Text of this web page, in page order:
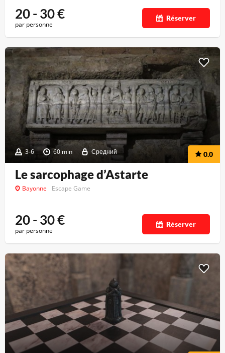
20 - 30€
par personne
Réserver
3-6 60 min Средний 0.0
Le sarcophage d’Astarte
Bayonne Escape Game
20 - 30€
par personne
Réserver